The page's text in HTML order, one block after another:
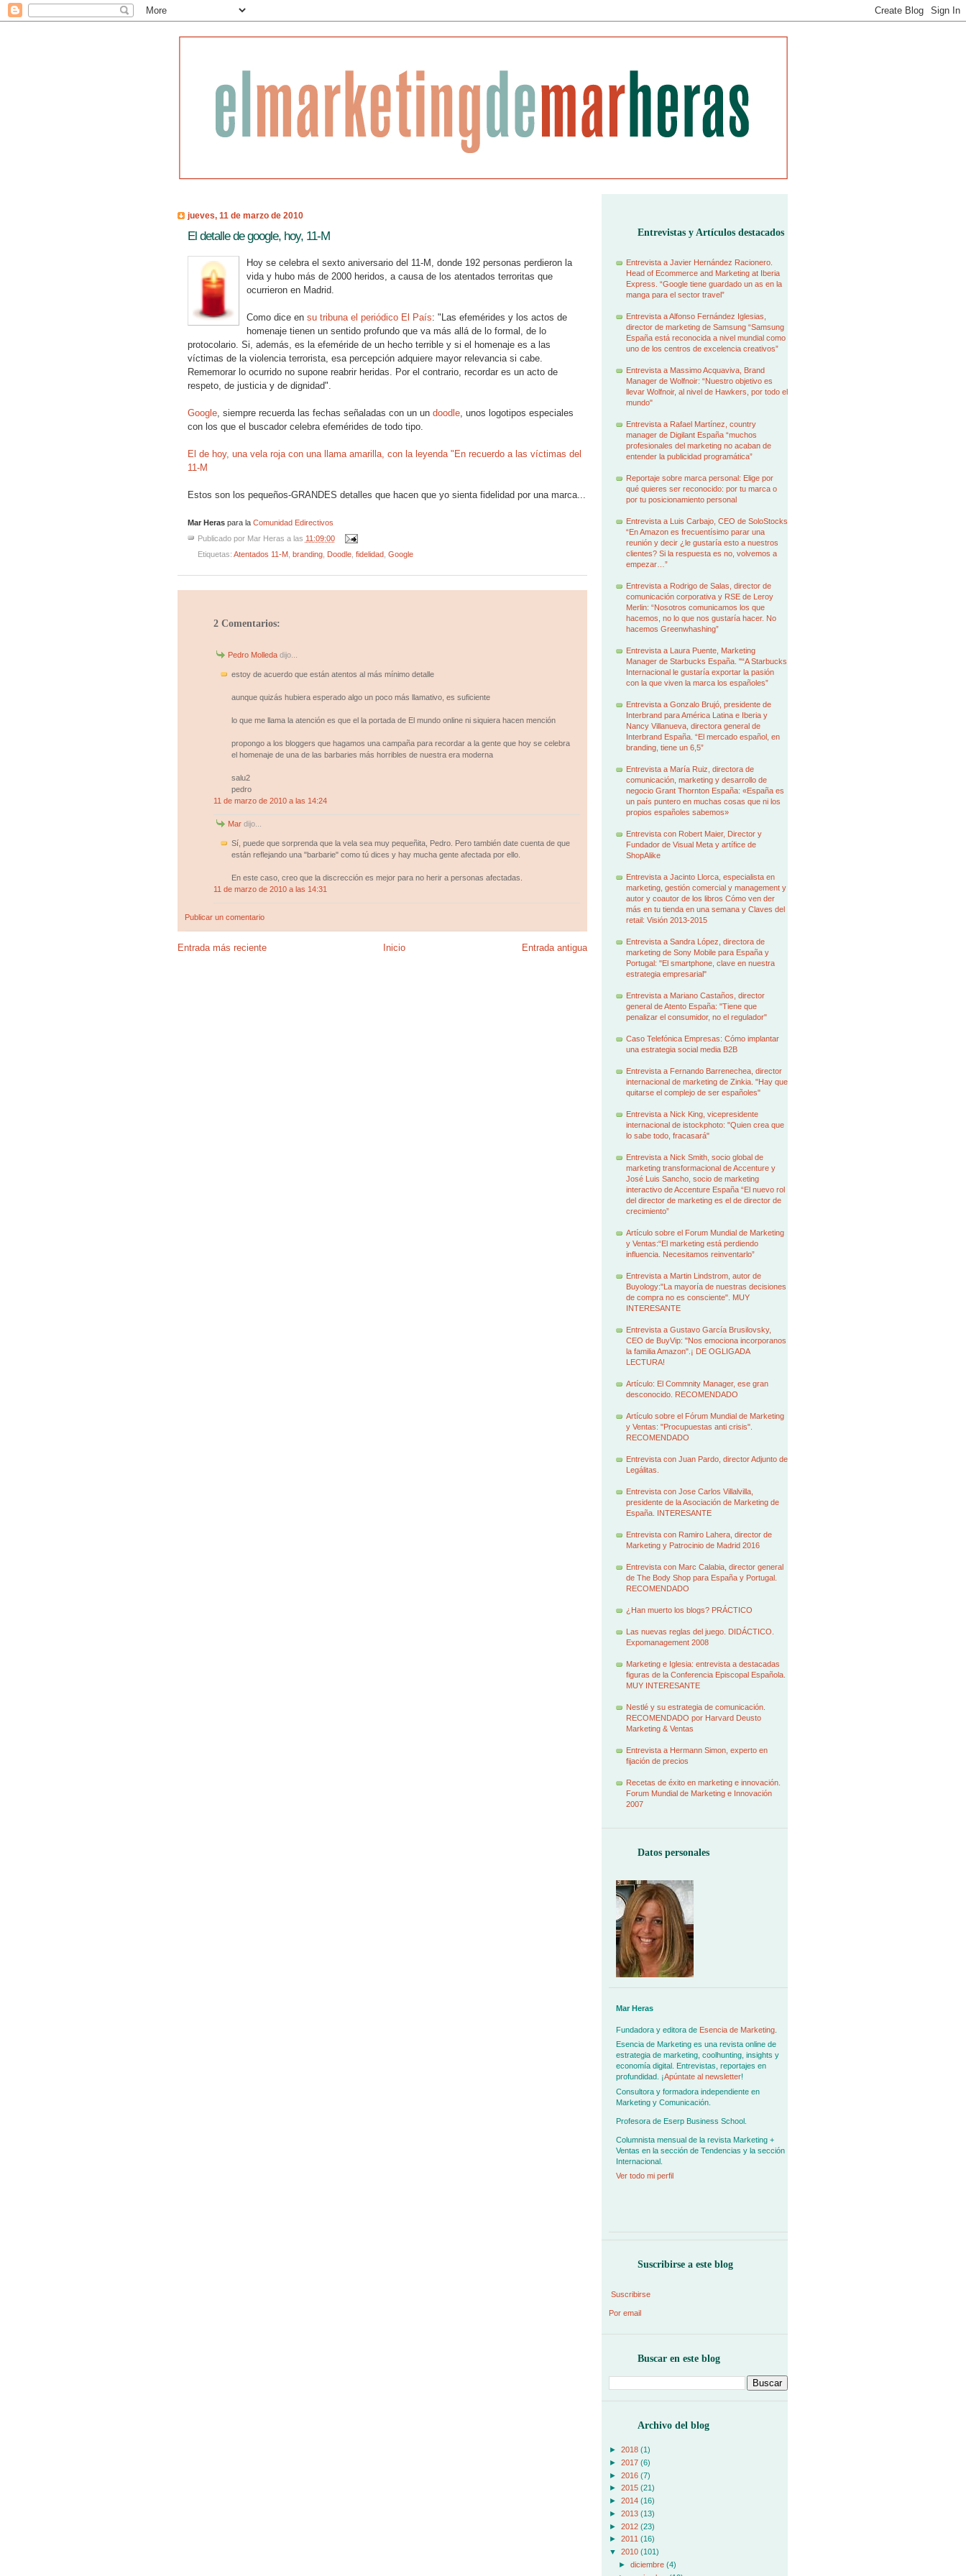
jueves, 11 de marzo de 2010
El detalle de google, hoy, 11-M
Hoy se celebra el sexto aniversario del 11-M, donde 192 personas perdieron la
vida y hubo más de 2000 heridos, a causa de los atentados terroritas que
ocurrieron en Madrid.
Como dice en su tribuna el periódico El País: "Las efemérides y los actos de
homenaje tienen un sentido profundo que va más allá de lo formal, de lo
protocolario. Si, además, es la efeméride de un hecho terrible y si el homenaje es a las
víctimas de la violencia terrorista, esa percepción adquiere mayor relevancia si cabe.
Rememorar lo ocurrido no supone reabrir heridas. Por el contrario, recordar es un acto de
respeto, de justicia y de dignidad".
Google, siempre recuerda las fechas señaladas con un un doodle, unos logotipos especiales
con los que el buscador celebra efemérides de todo tipo.
El de hoy, una vela roja con una llama amarilla, con la leyenda "En recuerdo a las víctimas del
11-M
Estos son los pequeños-GRANDES detalles que hacen que yo sienta fidelidad por una marca...
Mar Heraspara la Comunidad Edirectivos
Publicado por Mar Heras a las 11:09:00
Etiquetas: Atentados 11-M, branding, Doodle, fidelidad, Google
2 Comentarios:
Pedro Molledadijo...
estoy de acuerdo que están atentos al más mínimo detalle
aunque quizás hubiera esperado algo un poco más llamativo, es suficiente
lo que me llama la atención es que el la portada de El mundo online ni siquiera hacen mención
propongo a los bloggers que hagamos una campaña para recordar a la gente que hoy se celebra
el homenaje de una de las barbaries más horribles de nuestra era moderna
salu2
pedro
11 de marzo de 2010 a las 14:24
Mardijo...
Sí, puede que sorprenda que la vela sea muy pequeñita, Pedro. Pero también date cuenta de que
están reflejando una "barbarie" como tú dices y hay mucha gente afectada por ello.
En este caso, creo que la discrección es mejor para no herir a personas afectadas.
11 de marzo de 2010 a las 14:31
Publicar un comentario
Entrada más reciente Entrada antigua
Inicio
Entrevistas y Artículos destacados
Entrevista a Javier Hernández Racionero.
Head of Ecommerce and Marketing at Iberia
Express. “Google tiene guardado un as en la
manga para el sector travel”
Entrevista a Alfonso Fernández Iglesias,
director de marketing de Samsung “Samsung
España está reconocida a nivel mundial como
uno de los centros de excelencia creativos”
Entrevista a Massimo Acquaviva, Brand
Manager de Wolfnoir: “Nuestro objetivo es
llevar Wolfnoir, al nivel de Hawkers, por todo el
mundo"
Entrevista a Rafael Martínez, country
manager de Digilant España “muchos
profesionales del marketing no acaban de
entender la publicidad programática”
Reportaje sobre marca personal: Elige por
qué quieres ser reconocido: por tu marca o
por tu posicionamiento personal
Entrevista a Luis Carbajo, CEO de SoloStocks
“En Amazon es frecuentísimo parar una
reunión y decir ¿le gustaría esto a nuestros
clientes? Si la respuesta es no, volvemos a
empezar…”
Entrevista a Rodrigo de Salas, director de
comunicación corporativa y RSE de Leroy
Merlin: “Nosotros comunicamos los que
hacemos, no lo que nos gustaría hacer. No
hacemos Greenwhashing”
Entrevista a Laura Puente, Marketing
Manager de Starbucks España. "“A Starbucks
Internacional le gustaría exportar la pasión
con la que viven la marca los españoles”
Entrevista a Gonzalo Brujó, presidente de
Interbrand para América Latina e Iberia y
Nancy Villanueva, directora general de
Interbrand España. “El mercado español, en
branding, tiene un 6,5”
Entrevista a María Ruiz, directora de
comunicación, marketing y desarrollo de
negocio Grant Thornton España: «España es
un país puntero en muchas cosas que ni los
propios españoles sabemos»
Entrevista con Robert Maier, Director y
Fundador de Visual Meta y artífice de
ShopAlike
Entrevista a Jacinto Llorca, especialista en
marketing, gestión comercial y management y
autor y coautor de los libros Cómo ven der
más en tu tienda en una semana y Claves del
retail: Visión 2013-2015
Entrevista a Sandra López, directora de
marketing de Sony Mobile para España y
Portugal: "El smartphone, clave en nuestra
estrategia empresarial"
Entrevista a Mariano Castaños, director
general de Atento España: "Tiene que
penalizar el consumidor, no el regulador"
Caso Telefónica Empresas: Cómo implantar
una estrategia social media B2B
Entrevista a Fernando Barrenechea, director
internacional de marketing de Zinkia. "Hay que
quitarse el complejo de ser españoles"
Entrevista a Nick King, vicepresidente
internacional de istockphoto: "Quien crea que
lo sabe todo, fracasará"
Entrevista a Nick Smith, socio global de
marketing transformacional de Accenture y
José Luis Sancho, socio de marketing
interactivo de Accenture España “El nuevo rol
del director de marketing es el de director de
crecimiento”
Artículo sobre el Forum Mundial de Marketing
y Ventas:“El marketing está perdiendo
influencia. Necesitamos reinventarlo”
Entrevista a Martin Lindstrom, autor de
Buyology:"La mayoría de nuestras decisiones
de compra no es consciente". MUY
INTERESANTE
Entrevista a Gustavo García Brusilovsky,
CEO de BuyVip: "Nos emociona incorporanos
la familia Amazon".¡ DE OGLIGADA
LECTURA!
Artículo: El Commnity Manager, ese gran
desconocido. RECOMENDADO
Artículo sobre el Fórum Mundial de Marketing
y Ventas: "Procupuestas anti crisis".
RECOMENDADO
Entrevista con Juan Pardo, director Adjunto de
Legálitas.
Entrevista con Jose Carlos Villalvilla,
presidente de la Asociación de Marketing de
España. INTERESANTE
Entrevista con Ramiro Lahera, director de
Marketing y Patrocinio de Madrid 2016
Entrevista con Marc Calabia, director general
de The Body Shop para España y Portugal.
RECOMENDADO
¿Han muerto los blogs? PRÁCTICO
Las nuevas reglas del juego. DIDÁCTICO.
Expomanagement 2008
Marketing e Iglesia: entrevista a destacadas
figuras de la Conferencia Episcopal Española.
MUY INTERESANTE
Nestlé y su estrategia de comunicación.
RECOMENDADO por Harvard Deusto
Marketing & Ventas
Entrevista a Hermann Simon, experto en
fijación de precios
Recetas de éxito en marketing e innovación.
Forum Mundial de Marketing e Innovación
2007
Datos personales
Mar Heras
Fundadora y editora de Esencia de Marketing.
Esencia de Marketing es una revista online de
estrategia de marketing, coolhunting, insights y
economía digital. Entrevistas, reportajes en
profundidad. ¡Apúntate al newsletter!
Consultora y formadora independiente en
Marketing y Comunicación.
Profesora de Eserp Business School.
Columnista mensual de la revista Marketing +
Ventas en la sección de Tendencias y la sección
Internacional.
Ver todo mi perfil
Suscribirse a este blog
Suscribirse
Por email
Buscar en este blog
Archivo del blog
► 2018 (1)
► 2017 (6)
► 2016 (7)
► 2015 (21)
► 2014 (16)
► 2013 (13)
► 2012 (23)
► 2011 (16)
▼ 2010 (101)
► diciembre (4)